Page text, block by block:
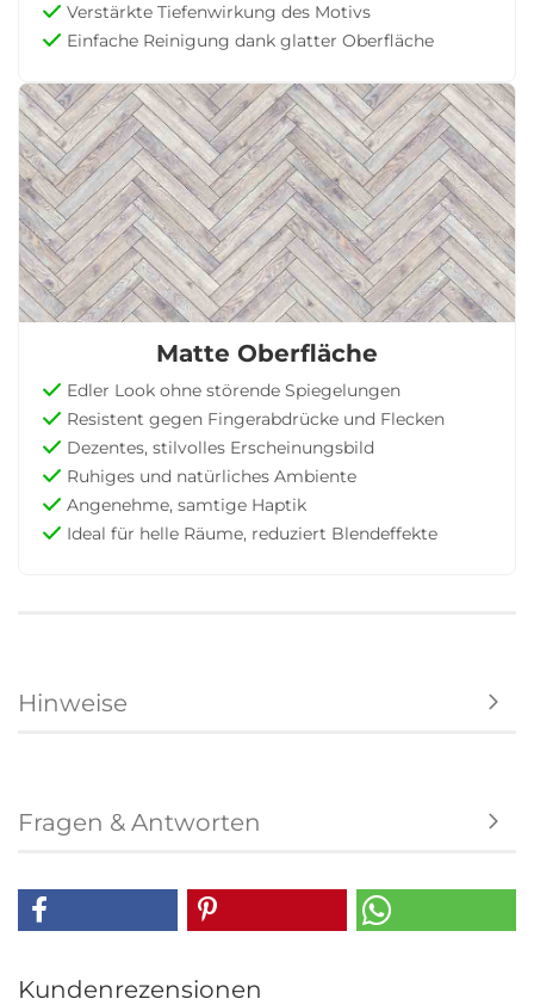
Verstärkte Tiefenwirkung des Motivs
Einfache Reinigung dank glatter Oberfläche
Matte Oberfläche
Edler Look ohne störende Spiegelungen
Resistent gegen Fingerabdrücke und Flecken
Dezentes, stilvolles Erscheinungsbild
Ruhiges und natürliches Ambiente
Angenehme, samtige Haptik
Ideal für helle Räume, reduziert Blendeffekte
Hinweise
Fragen & Antworten
Kundenrezensionen